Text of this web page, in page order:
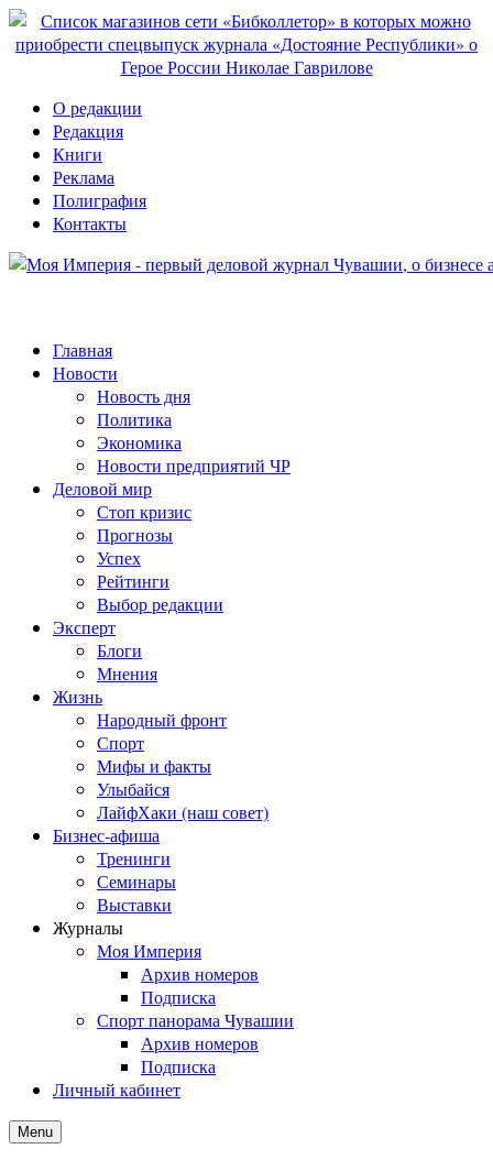
О редакции
Редакция
Книги
Реклама
Полиграфия
Контакты
Главная
Новости
Новость дня
Политика
Экономика
Новости предприятий ЧР
Деловой мир
Стоп кризис
Прогнозы
Успех
Рейтинги
Выбор редакции
Эксперт
Блоги
Мнения
Жизнь
Народный фронт
Спорт
Мифы и факты
Улыбайся
ЛайфХаки (наш совет)
Бизнес-афиша
Тренинги
Семинары
Выставки
Журналы
Моя Империя
Архив номеров
Подписка
Спорт панорама Чувашии
Архив номеров
Подписка
Личный кабинет
Menu